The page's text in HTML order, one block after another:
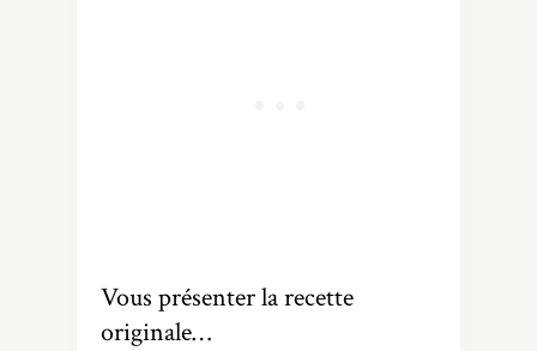
Vous présenter la recette
originale…